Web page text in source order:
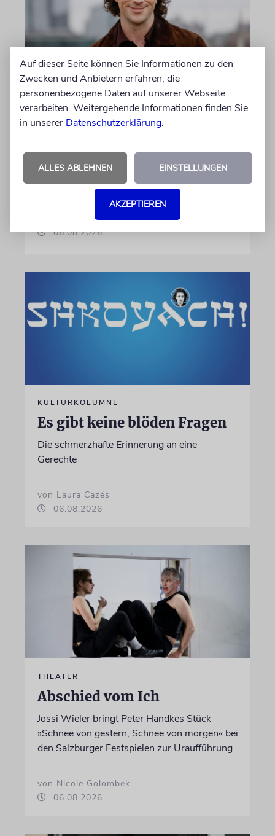
LONDON
Schwinden die Chancen auf
einen jüdischen James Bond?
neue 007 wird. Wenn es nach Produzentin
Amy Pascal geht, fällt die Entscheidung bald.
Stehen die Chancen für Aaron Taylor-Johnson
06.08.2026
KULTURKOLUMNE
Es gibt keine blöden Fragen
Die schmerzhafte Erinnerung an eine
Gerechte
von Laura Cazés
06.08.2026
THEATER
Abschied vom Ich
Jossi Wieler bringt Peter Handkes Stück
»Schnee von gestern, Schnee von morgen« bei
den Salzburger Festspielen zur Uraufführung
von Nicole Golombek
06.08.2026
Auf dieser Seite können Sie Informationen zu den
Zwecken und Anbietern erfahren, die
personenbezogene Daten auf unserer Webseite
verarbeiten. Weitergehende Informationen finden Sie
in unserer Datenschutzerklärung.
ALLES ABLEHNEN EINSTELLUNGEN
AKZEPTIEREN